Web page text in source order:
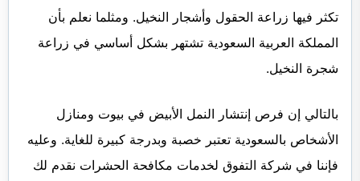
تكثر فيها زراعة الحقول وأشجار النخيل. ومثلما نعلم بأن
المملكة العربية السعودية تشتهر بشكل أساسي في زراعة
شجرة النخيل.
بالتالي إن فرص إنتشار النمل الأبيض في بيوت ومنازل
الأشخاص بالسعودية تعتبر خصبة وبدرجة كبيرة للغاية. وعليه
فإننا في شركة التفوق لخدمات مكافحة الحشرات نقدم لك